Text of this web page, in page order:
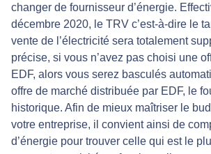
changer de fournisseur d’énergie.
décembre 2020, le TRV c’est-à-dire le
vente de l’électricité sera totalement
précise, si vous n’avez pas choisi une
EDF, alors vous serez basculés
offre de marché distribuée par EDF, le
historique. Afin de mieux maîtriser le
votre entreprise, il convient ainsi de
d’énergie pour trouver celle qui est le